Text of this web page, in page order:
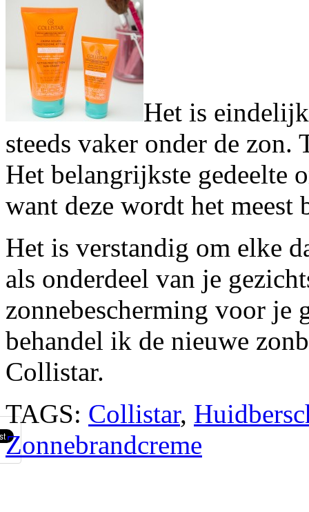
Het is
steeds vaker onder de zon.
Het belangrijkste gedeelte
want deze wordt het meest
Het is verstandig om elke
als onderdeel van je
zonnebescherming voor je
behandel ik de nieuwe
Collistar.
TAGS: Collistar,
Zonnebrandcreme